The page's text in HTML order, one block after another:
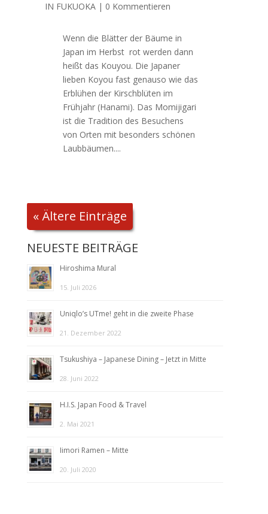
IN FUKUOKA| 0 Kommentieren
Wenn die Blätter der Bäume in
Japan im Herbst rot werden dann
heißt das Kouyou. Die Japaner
lieben Koyou fast genauso wie das
Erblühen der Kirschblüten im
Frühjahr (Hanami). Das Momijigari
ist die Tradition des Besuchens
von Orten mit besonders schönen
Laubbäumen....
« Ältere Einträge
NEUESTE BEITRÄGE
Hiroshima Mural
15. Juli 2026
Uniqlo’s UTme! geht in die zweite Phase
21. Dezember 2022
Tsukushiya – Japanese Dining – Jetzt in Mitte
28. Juni 2022
H.I.S. Japan Food & Travel
2. Mai 2021
Iimori Ramen – Mitte
20. Juli 2020